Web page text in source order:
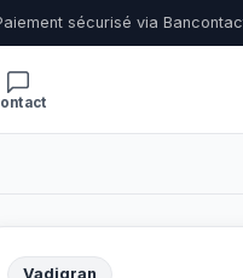
sécurisé via
Vadigran